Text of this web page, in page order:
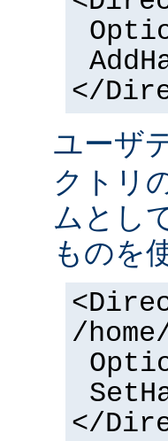
</
ユーザ
クトリ
ムとし
ものを
/
</